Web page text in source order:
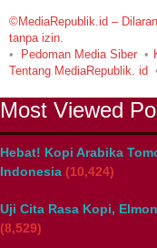
©MediaRepublik.id –
tanpa izin.
Pedoman Media Siber
Tentang MediaRepublik. id
Most Viewed
Hebat! Kopi Arabika
Indonesia (10,424)
Uji Cita Rasa Kopi,
(8,529)